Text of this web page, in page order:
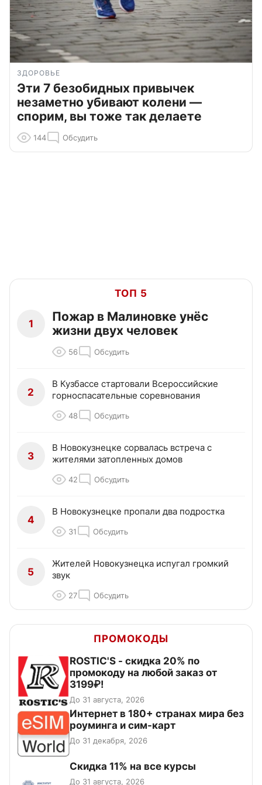
ЗДОРОВЬЕ
Эти 7 безобидных привычек
незаметно убивают колени —
спорим, вы тоже так делаете
144 Обсудить
ТОП 5
1
Пожар в Малиновке унёс
жизни двух человек
56 Обсудить
2
В Кузбассе стартовали Всероссийские
горноспасательные соревнования
48 Обсудить
3
В Новокузнецке сорвалась встреча с
жителями затопленных домов
42 Обсудить
4
В Новокузнецке пропали два подростка
31 Обсудить
5
Жителей Новокузнецка испугал громкий
звук
27 Обсудить
ПРОМОКОДЫ
ROSTIC'S - скидка 20% по
промокоду на любой заказ от
3199₽!
До 31 августа, 2026
Интернет в 180+ странах мира без
роуминга и сим-карт
До 31 декабря, 2026
Скидка 11% на все курсы
До 31 августа, 2026